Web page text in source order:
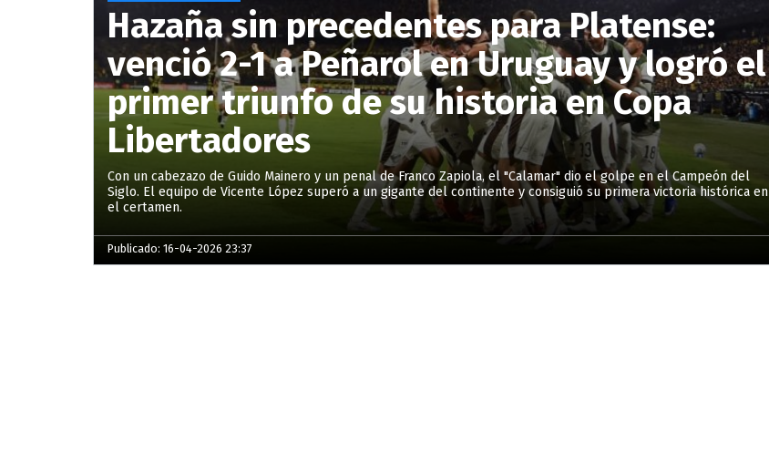
Hazaña sin precedentes para Platense:
venció 2-1 a Peñarol en Uruguay y logró el
primer triunfo de su historia en Copa
Libertadores
Con un cabezazo de Guido Mainero y un penal de Franco Zapiola, el "Calamar" dio el golpe en el Campeón del
Siglo. El equipo de Vicente López superó a un gigante del continente y consiguió su primera victoria histórica en
el certamen.
Publicado: 16-04-2026 23:37